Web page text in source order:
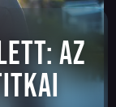
az